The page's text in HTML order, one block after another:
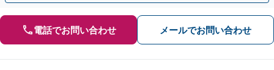
電話でお問い合わせ メールでお問い合わせ